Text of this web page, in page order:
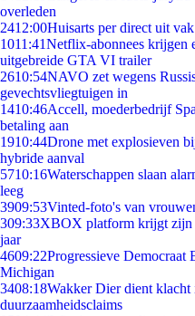
overleden
2412:00Huisarts per direct uit
1011:41Netflix-abonnees krijgen
uitgebreide GTA VI trailer
2610:54NAVO zet wegens
gevechtsvliegtuigen in
1410:46Accell, moederbedrijf
betaling aan
1910:44Drone met explosieven
hybride aanval
5710:16Waterschappen slaan
leeg
3909:53Vinted-foto's van
309:33XBOX platform krijgt zijn
jaar
4609:22Progressieve
Michigan
3408:18Wakker Dier dient klacht
duurzaamheidsclaims